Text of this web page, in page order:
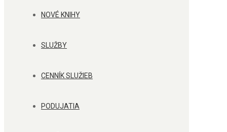
NOVÉ KNIHY
SLUŽBY
CENNÍK SLUŽIEB
PODUJATIA